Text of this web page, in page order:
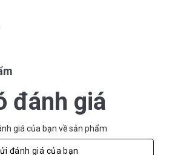
đánh giá
giá của bạn về sản phẩm
đánh giá của bạn